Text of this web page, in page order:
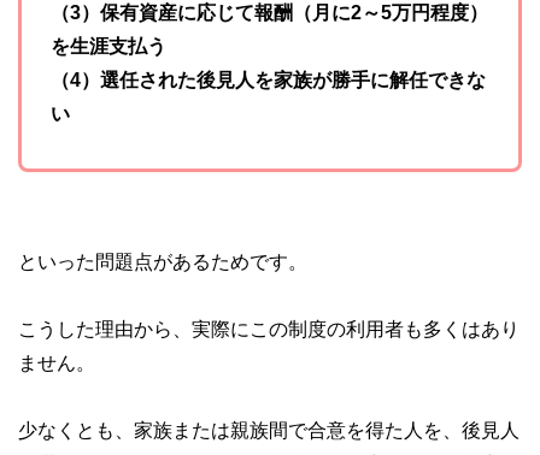
（3）保有資産に応じて報酬（月に2～5万円程度）
を生涯支払う
（4）選任された後見人を家族が勝手に解任できな
い
といった問題点があるためです。
こうした理由から、実際にこの制度の利用者も多くはあり
ません。
少なくとも、家族または親族間で合意を得た人を、後見人